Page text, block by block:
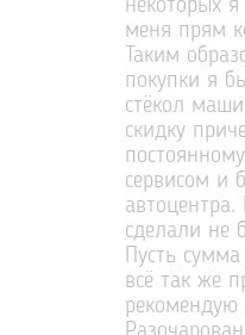
некоторых я
меня прям
Таким
покупки я
стёкол
скидку
сервисом и
сделали не
Пусть
всё так же
рекомендую